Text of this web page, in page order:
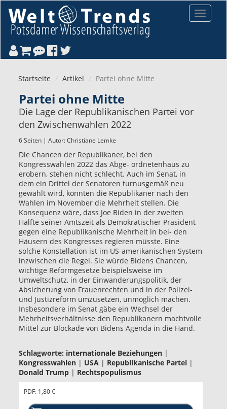
Toggle
Startseite Artikel Partei ohne Mitte
Partei ohne Mitte
Die Lage der Republikanischen Partei vor
den Zwischenwahlen 2022
6 Seiten | Autor:Christiane Lemke
Die Chancen der Republikaner, bei den
Kongresswahlen 2022 das Abge- ordnetenhaus zu
erobern, stehen nicht schlecht. Auch im Senat, in
dem ein Drittel der Senatoren turnusgemäß neu
gewählt wird, könnten die Republikaner nach den
Wahlen im November die Mehrheit stellen. Die
Konsequenz wäre, dass Joe Biden in der zweiten
Hälfte seiner Amtszeit als Demokratischer Präsident
gegen eine Republikanische Mehrheit in bei- den
Häusern des Kongresses regieren müsste. Eine
solche Konstellation ist im US-amerikanischen System
inzwischen die Regel. Sie würde Bidens Chancen,
wichtige Reformgesetze beispielsweise im
Umweltschutz, in der Einwanderungspolitik, der
Absicherung von Frauenrechten und in der Polizei-
und Justizreform umzusetzen, unmöglich machen.
Insbesondere im Senat gäbe ein Wechsel der
Mehrheitsverhältnisse den Republikanern machtvolle
Mittel zur Blockade von Bidens Agenda in die Hand.
Schlagworte: internationale Beziehungen |
Kongresswahlen | USA | Republikanische Partei |
Donald Trump | Rechtspopulismus
PDF: 1,80 €